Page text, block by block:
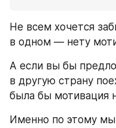
Не всем хочется
в одном — нету
А если вы бы
в другую страну
была бы мотивация
Именно по этому